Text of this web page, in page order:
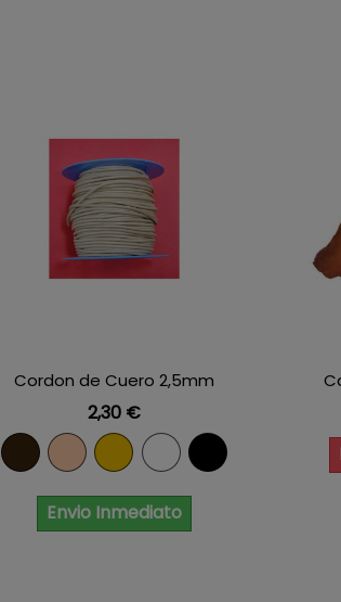
Cordon de Cuero 2,5mm
Precio
2,30 €
MarronNaturalAmarilloBlancoNegro
Envio Inmediato